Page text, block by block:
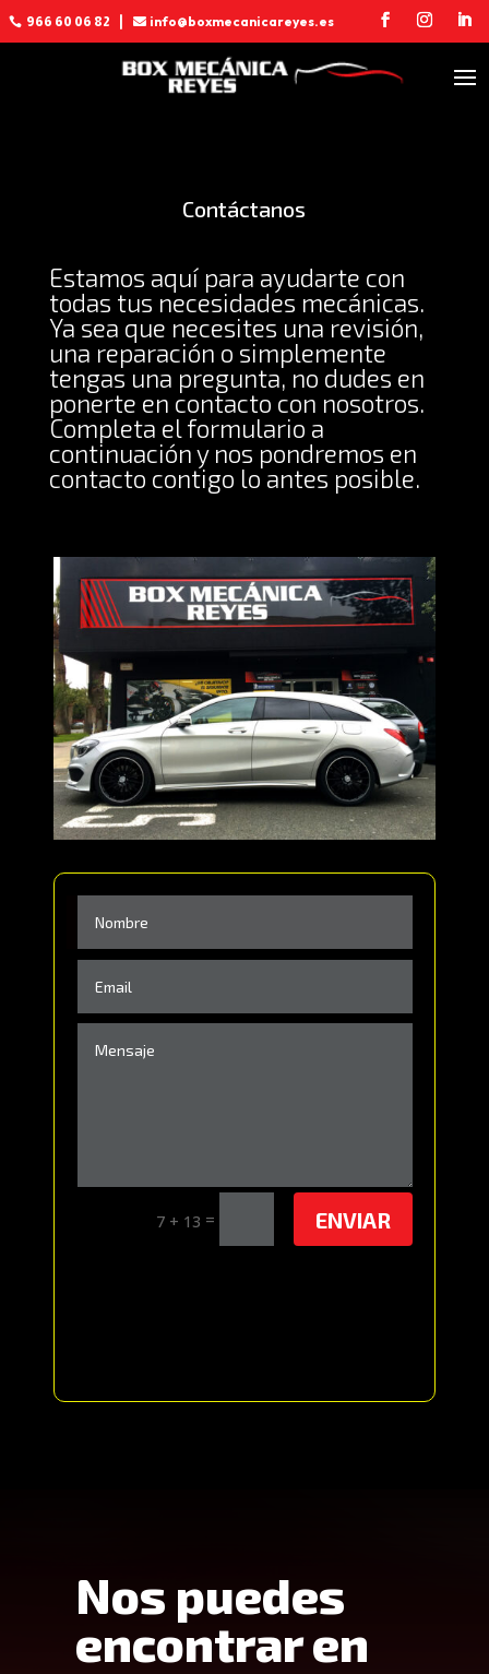
966 60 06 82  info@boxmecanicareyes.es
Contáctanos
Estamos aquí para ayudarte con
todas tus necesidades mecánicas.
Ya sea que necesites una revisión,
una reparación o simplemente
tengas una pregunta, no dudes en
ponerte en contacto con nosotros.
Completa el formulario a
continuación y nos pondremos en
contacto contigo lo antes posible.
7 + 13 = ENVIAR
Nos puedes
encontrar en